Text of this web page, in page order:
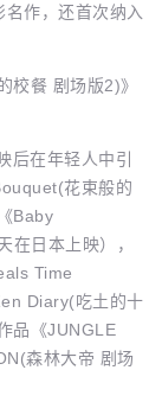
作，还首次纳入
餐 剧场版2)》
在年轻人中引
花束般的
Baby
日本上映），
Time
Diary(吃土的十
品《JUNGLE
森林大帝 剧场